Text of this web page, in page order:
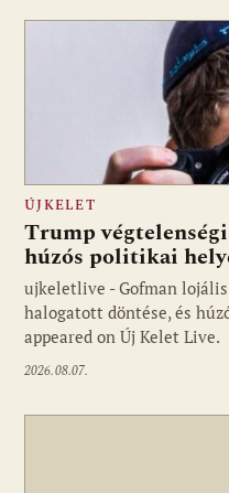
Fotó: ujkelet.live
ÚJKELET
Trump
húzós politikai
ujkeletlive - Gofman
halogatott döntése, és
appeared on Új Kelet Live.
2026.08.07.